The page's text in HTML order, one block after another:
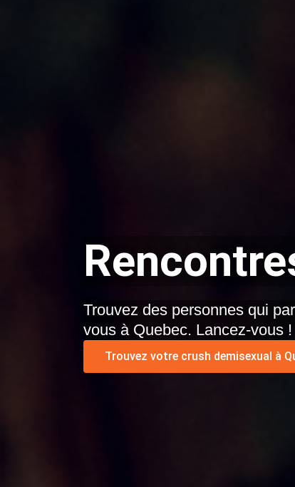
Trouvez des personnes qui
vous à Quebec. Lancez-vous !
Trouvez votre crush demisexual à